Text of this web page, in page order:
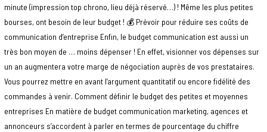
minute (impression top chrono, lieu déjà réservé…) ! Même les plus petites
bourses, ont besoin de leur budget ! 💰 Prévoir pour réduire ses coûts de
communication d’entreprise Enfin, le budget communication est aussi un
très bon moyen de … moins dépenser ! En effet, visionner vos dépenses sur
un an augmentera votre marge de négociation auprès de vos prestataires.
Vous pourrez mettre en avant l’argument quantitatif ou encore fidélité des
commandes à venir. Comment définir le budget des petites et moyennes
entreprises En matière de budget communication marketing, agences et
annonceurs s’accordent à parler en termes de pourcentage du chiffre